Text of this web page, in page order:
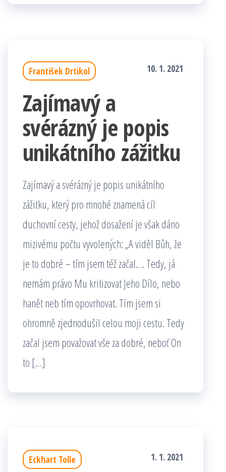
František Drtikol 10. 1. 2021
Zajímavý a
svérázný je popis
unikátního zážitku
Zajímavý a svérázný je popis unikátního
zážitku, který pro mnohé znamená cíl
duchovní cesty, jehož dosažení je však dáno
mizivému počtu vyvolených: „A viděl Bůh, že
je to dobré – tím jsem též začal…. Tedy, já
nemám právo Mu kritizovat Jeho Dílo, nebo
hanět neb tím opovrhovat. Tím jsem si
ohromně zjednodušil celou moji cestu. Tedy
začal jsem považovat vše za dobré, neboť On
to […]
Eckhart Tolle 1. 1. 2021